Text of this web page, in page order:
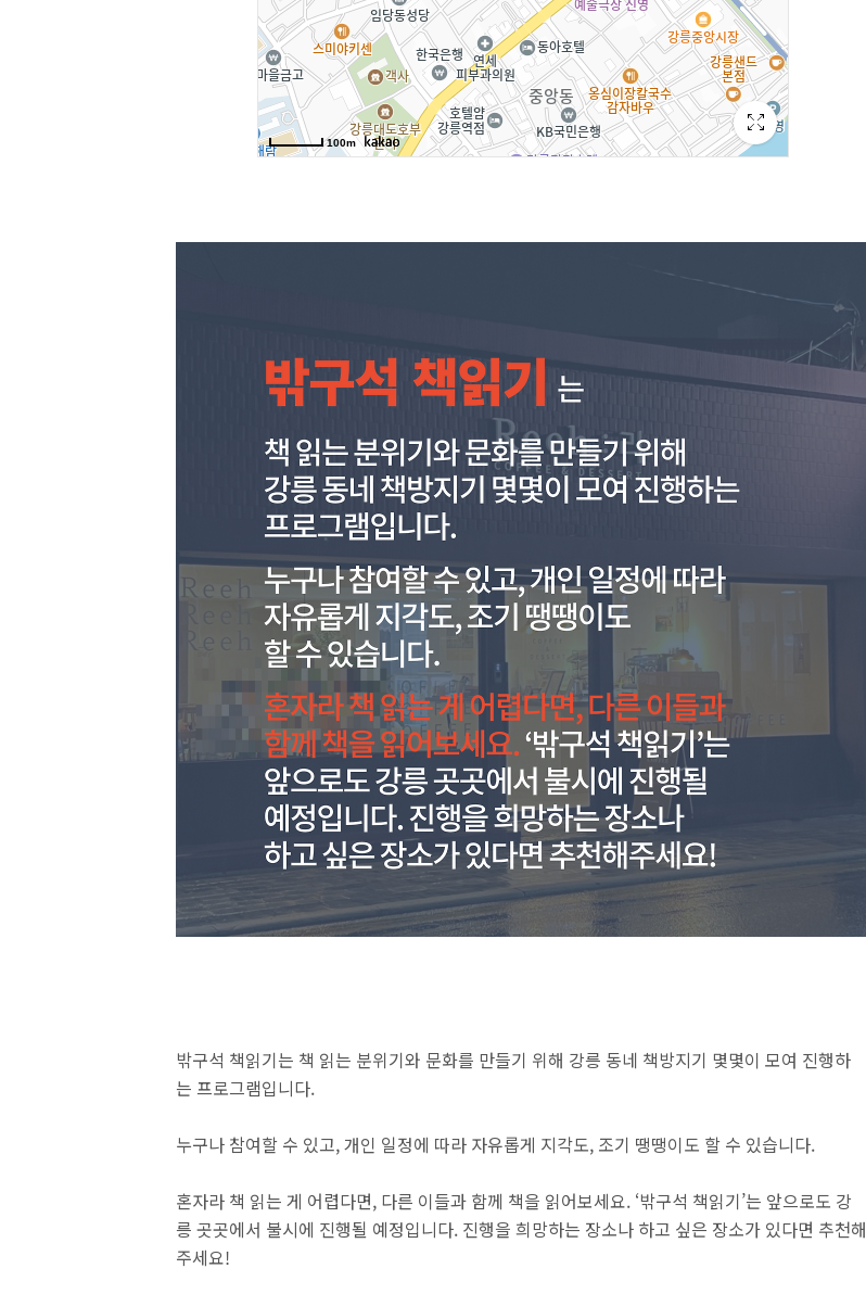
밖구석 책읽기는 책 읽는 분위기와 문화를 만들기 위해 강릉 동네 책방지기 몇몇이 모여 진행하
는 프로그램입니다.
누구나 참여할 수 있고, 개인 일정에 따라 자유롭게 지각도, 조기 땡땡이도 할 수 있습니다.
혼자라 책 읽는 게 어렵다면, 다른 이들과 함께 책을 읽어보세요. ‘밖구석 책읽기’는 앞으로도 강
릉 곳곳에서 불시에 진행될 예정입니다. 진행을 희망하는 장소나 하고 싶은 장소가 있다면 추천해
주세요!